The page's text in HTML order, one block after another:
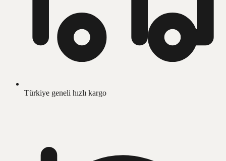
Türkiye geneli hızlı kargo